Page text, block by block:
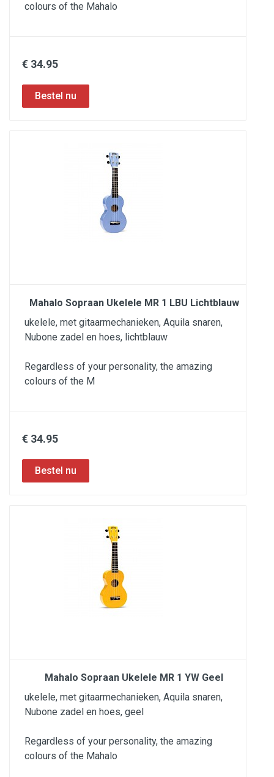
colours of the Mahalo
€ 34.95
Mahalo Sopraan Ukelele MR 1 LBU Lichtblauw
ukelele, met gitaarmechanieken, Aquila snaren,
Nubone zadel en hoes, lichtblauw
Regardless of your personality, the amazing
colours of the M
€ 34.95
Mahalo Sopraan Ukelele MR 1 YW Geel
ukelele, met gitaarmechanieken, Aquila snaren,
Nubone zadel en hoes, geel
Regardless of your personality, the amazing
colours of the Mahalo